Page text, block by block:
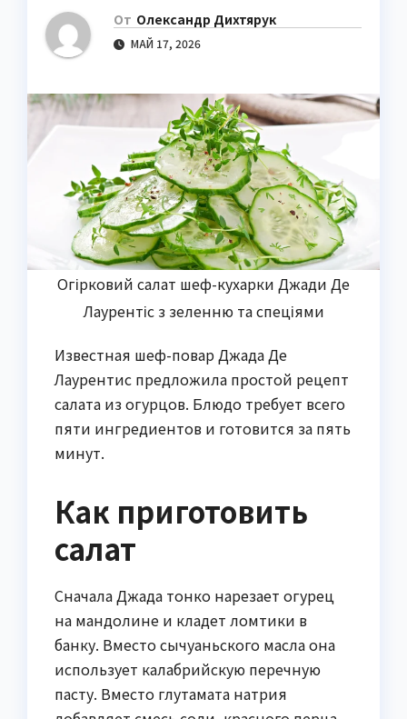
От Олександр Дихтярук
МАЙ 17, 2026
Огірковий салат шеф-кухарки Джади Де
Лаурентіс з зеленню та спеціями
Известная шеф-повар Джада Де
Лаурентис предложила простой рецепт
салата из огурцов. Блюдо требует всего
пяти ингредиентов и готовится за пять
минут.
Как приготовить
салат
Сначала Джада тонко нарезает огурец
на мандолине и кладет ломтики в
банку. Вместо сычуаньского масла она
использует калабрийскую перечную
пасту. Вместо глутамата натрия